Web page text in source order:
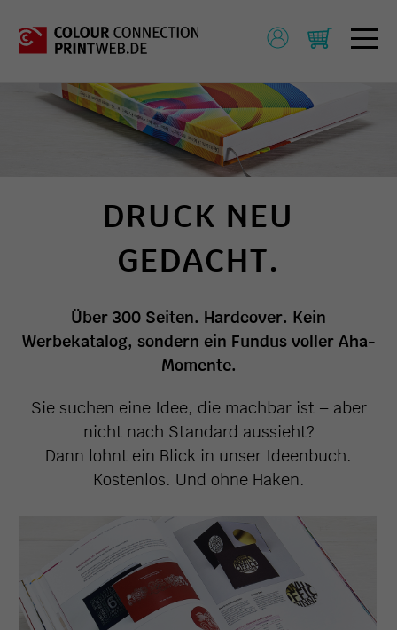
DRUCK NEU
GEDACHT.
Über 300 Seiten. Hardcover. Kein
Werbekatalog, sondern ein Fundus voller Aha-
Momente.
Sie suchen eine Idee, die machbar ist – aber
nicht nach Standard aussieht?
Dann lohnt ein Blick in unser Ideenbuch.
Kostenlos. Und ohne Haken.